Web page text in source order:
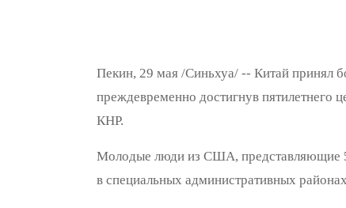
Пекин, 29 мая /Синьхуа/ -- Китай принял
преждевременно достигнув пятилетнего
КНР.
Молодые люди из США, представляющие
в специальных административных